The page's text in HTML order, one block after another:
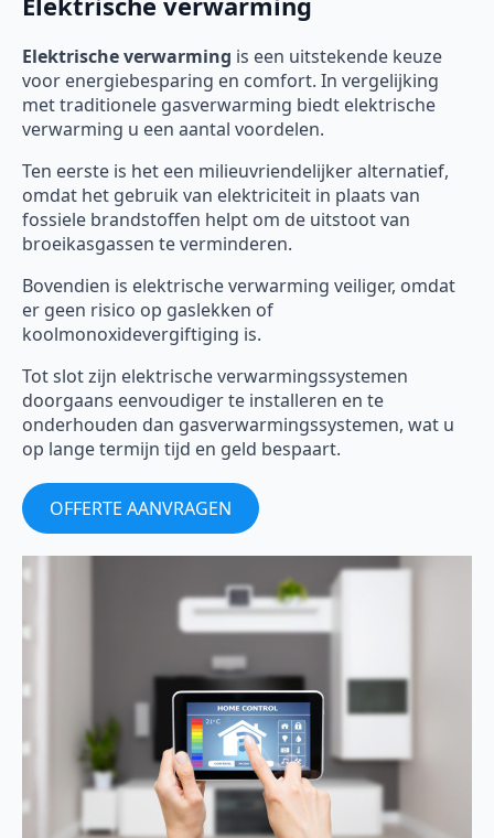
Elektrische verwarming is een uitstekende keuze
voor energiebesparing en comfort. In vergelijking
met traditionele gasverwarming biedt elektrische
verwarming u een aantal voordelen.
Ten eerste is het een milieuvriendelijker alternatief,
omdat het gebruik van elektriciteit in plaats van
fossiele brandstoffen helpt om de uitstoot van
broeikasgassen te verminderen.
Bovendien is elektrische verwarming veiliger, omdat
er geen risico op gaslekken of
koolmonoxidevergiftiging is.
Tot slot zijn elektrische verwarmingssystemen
doorgaans eenvoudiger te installeren en te
onderhouden dan gasverwarmingssystemen, wat u
op lange termijn tijd en geld bespaart.
OFFERTE AANVRAGEN